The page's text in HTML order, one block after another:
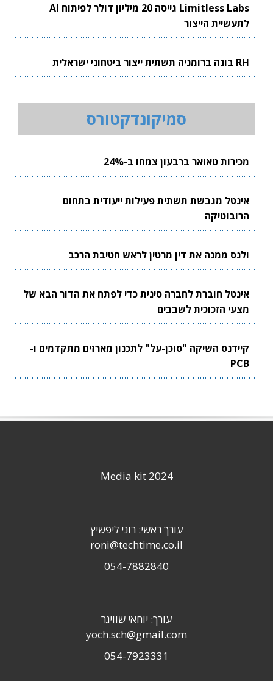
Limitless Labs גייסה 20 מיליון דולר לפיתוח AI
לתעשיית הייצור
RH בונה ברומניה תשתית ייצור ביטחוני ישראלית
סמיקונדקטורס
מכירות טאואר ברבעון צמחו ב-24%
אינטל מגבשת תשתית פעילות ייעודית בתחום
הרובוטיקה
ולנס ממנה את דין מרטין לראש חטיבת הרכב
אינטל חוברת לחברה סינית כדי לפתח את הדור הבא של
מצעי הזכוכית לשבבים
קיידנס השיקה "סוכן-על" לתכנון מארזים מתקדמים ו-
PCB
Media kit 2024
עורך ראשי: רוני ליפשיץ
roni@techtime.co.il
054-7882840
עורך: יוחאי שוויגר
yoch.sch@gmail.com
054-7923331